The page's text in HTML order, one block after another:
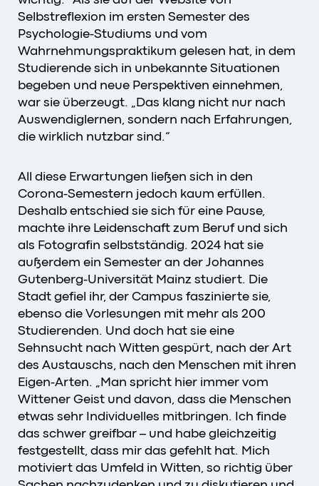
Selbstreflexion im ersten Semester des
Psychologie-Studiums und vom
Wahrnehmungspraktikum gelesen hat, in dem
Studierende sich in unbekannte Situationen
begeben und neue Perspektiven einnehmen,
war sie überzeugt. „Das klang nicht nur nach
Auswendiglernen, sondern nach Erfahrungen,
die wirklich nutzbar sind.“
All diese Erwartungen ließen sich in den
Corona-Semestern jedoch kaum erfüllen.
Deshalb entschied sie sich für eine Pause,
machte ihre Leidenschaft zum Beruf und sich
als Fotografin selbstständig. 2024 hat sie
außerdem ein Semester an der Johannes
Gutenberg-Universität Mainz studiert. Die
Stadt gefiel ihr, der Campus faszinierte sie,
ebenso die Vorlesungen mit mehr als 200
Studierenden. Und doch hat sie eine
Sehnsucht nach Witten gespürt, nach der Art
des Austauschs, nach den Menschen mit ihren
Eigen-Arten. „Man spricht hier immer vom
Wittener Geist und davon, dass die Menschen
etwas sehr Individuelles mitbringen. Ich finde
das schwer greifbar – und habe gleichzeitig
festgestellt, dass mir das gefehlt hat. Mich
motiviert das Umfeld in Witten, so richtig über